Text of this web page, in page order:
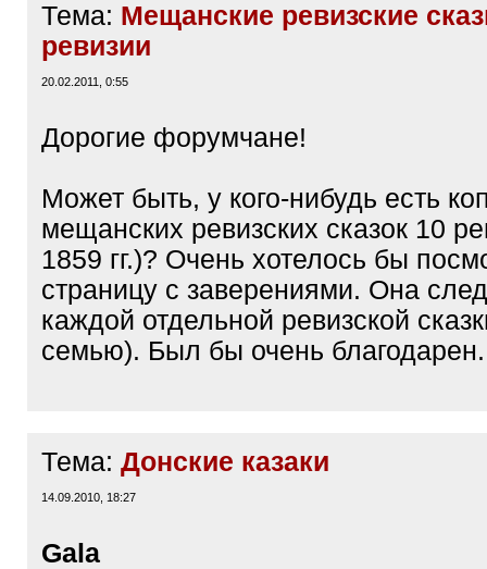
Тема: Мещанские ревизские
ревизии
20.02.2011, 0:55
Дорогие форумчане!
Может быть, у кого-нибудь есть
мещанских ревизских сказок 10
1859 гг.)? Очень хотелось бы
страницу с заверениями. Она
каждой отдельной ревизской
семью). Был бы очень благодарен.
Тема: Донские казаки
14.09.2010, 18:27
Gala